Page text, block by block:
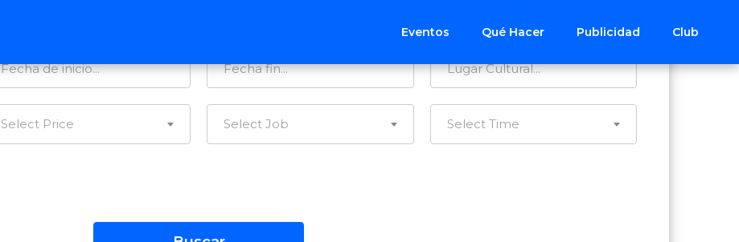
Eventos Qué Hacer Publicidad Club
Select Price Select Job Select Time